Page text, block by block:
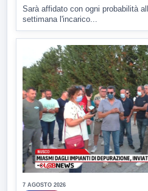
Sarà affidato con ogni probabilità
settimana l'incarico...
7 AGOSTO 2026